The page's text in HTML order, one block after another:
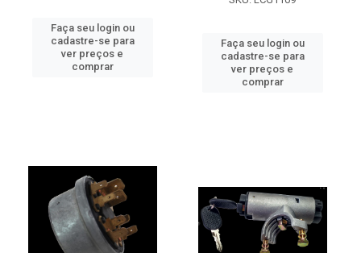
Faça seu login ou
cadastre-se para
ver preços e
comprar
Faça seu login ou
cadastre-se para
ver preços e
comprar